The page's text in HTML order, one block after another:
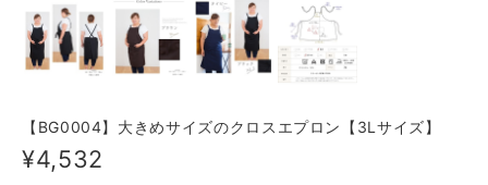
【BG0004】大きめサイズのクロスエプロン【3Lサイズ】
¥4,532